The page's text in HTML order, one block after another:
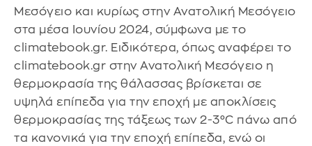
Μεσόγειο και κυρίως στην Ανατολική Μεσόγειο
στα μέσα Ιουνίου 2024, σύμφωνα με το
climatebook.gr. Ειδικότερα, όπως αναφέρει το
climatebook.gr στην Ανατολική Μεσόγειο η
θερμοκρασία της θάλασσας βρίσκεται σε
υψηλά επίπεδα για την εποχή με αποκλίσεις
θερμοκρασίας της τάξεως των 2-3°C πάνω από
τα κανονικά για την εποχή επίπεδα, ενώ οι